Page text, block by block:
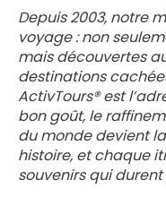
Depuis 2003, notre
voyage : non
mais découvertes
destinations
ActivTours® est
bon goût, le
du monde devient
histoire, et chaque
souvenirs qui